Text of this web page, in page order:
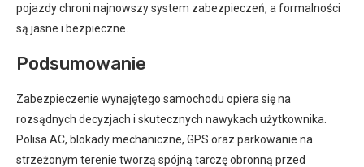
pojazdy chroni najnowszy system zabezpieczeń, a formalności
są jasne i bezpieczne.
Podsumowanie
Zabezpieczenie wynajętego samochodu opiera się na
rozsądnych decyzjach i skutecznych nawykach użytkownika.
Polisa AC, blokady mechaniczne, GPS oraz parkowanie na
strzeżonym terenie tworzą spójną tarczę obronną przed